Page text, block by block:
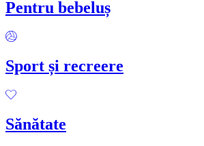
Pentru bebeluș
Sport și recreere
Sănătate